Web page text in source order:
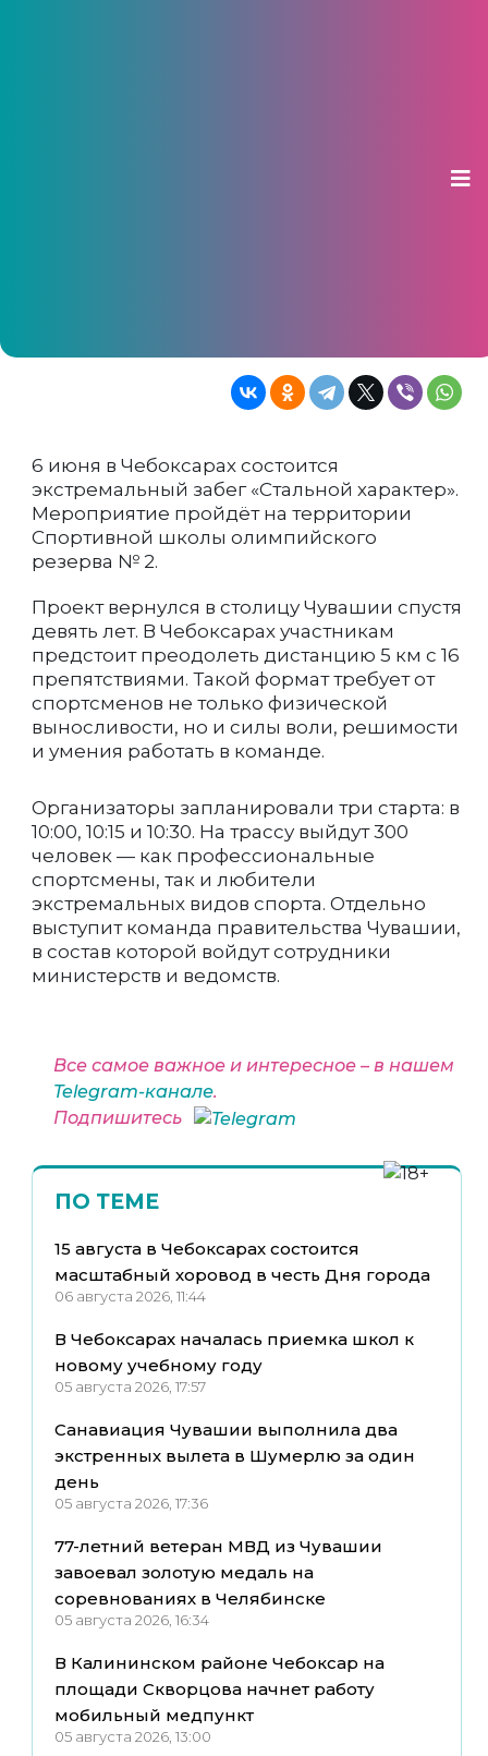
6 июня в Чебоксарах состоится
экстремальный забег «Стальной характер».
Мероприятие пройдёт на территории
Спортивной школы олимпийского
резерва № 2.
Проект вернулся в столицу Чувашии спустя
девять лет. В Чебоксарах участникам
предстоит преодолеть дистанцию 5 км с 16
препятствиями. Такой формат требует от
спортсменов не только физической
выносливости, но и силы воли, решимости
и умения работать в команде.
Организаторы запланировали три старта: в
10:00, 10:15 и 10:30. На трассу выйдут 300
человек — как профессиональные
спортсмены, так и любители
экстремальных видов спорта. Отдельно
выступит команда правительства Чувашии,
в состав которой войдут сотрудники
министерств и ведомств.
Все самое важное и интересное – в нашем
Telegram-канале.
Подпишитесь
ПО ТЕМЕ
15 августа в Чебоксарах состоится
масштабный хоровод в честь Дня города
06 августа 2026, 11:44
В Чебоксарах началась приемка школ к
новому учебному году
05 августа 2026, 17:57
Санавиация Чувашии выполнила два
экстренных вылета в Шумерлю за один
день
05 августа 2026, 17:36
77-летний ветеран МВД из Чувашии
завоевал золотую медаль на
соревнованиях в Челябинске
05 августа 2026, 16:34
В Калининском районе Чебоксар на
площади Скворцова начнет работу
мобильный медпункт
05 августа 2026, 13:00